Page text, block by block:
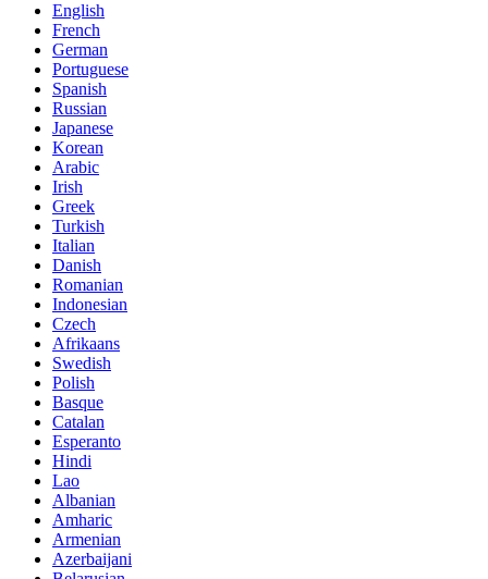
English
French
German
Portuguese
Spanish
Russian
Japanese
Korean
Arabic
Irish
Greek
Turkish
Italian
Danish
Romanian
Indonesian
Czech
Afrikaans
Swedish
Polish
Basque
Catalan
Esperanto
Hindi
Lao
Albanian
Amharic
Armenian
Azerbaijani